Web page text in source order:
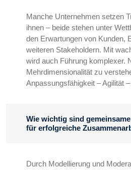
Manche Unternehmen setzen
ihnen – beide stehen unter
den Erwartungen von Kunden,
weiteren Stakeholdern. Mit
wird auch Führung komplexer.
Mehrdimensionalität zu
Anpassungsfähigkeit – Agilität
Wie wichtig sind
für erfolgreiche
Durch Modellierung und